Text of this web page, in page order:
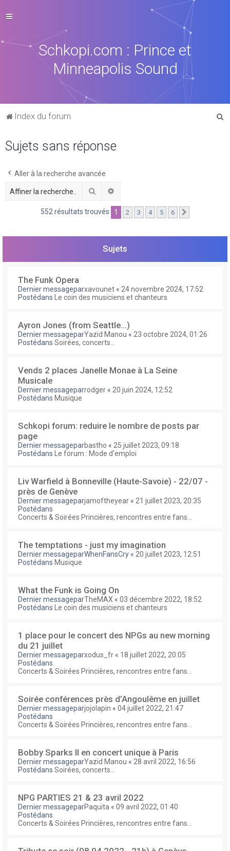
Schkopi.com : Prince et
Minneapolis Sound
Index du forum
Sujets sans réponse
Aller à la recherche avancée
Rechercher
552 résultats trouvés 1 2 3 4 5 6
Sujets
The Funk Opera
Dernier messageparxavounet « 24 novembre 2024, 17:52
Postédans
Le coin des musiciens et chanteurs
Ayron Jones (from Seattle...)
Dernier messageparYazid Manou « 23 octobre 2024, 01:26
Postédans Soirées, concerts...
Vends 2 places Janelle Monae à La Seine
Musicale
Dernier messageparrodger « 20 juin 2024, 12:52
Postédans Musique
Schkopi forum: reduire le nombre de posts par
page
Dernier messageparbastho « 25 juillet 2023, 09:18
Postédans
Le forum : Mode d'emploi
Liv Warfield à Bonneville (Haute-Savoie) - 22/07 -
près de Genève
Dernier messageparjamoftheyear « 21 juillet 2023, 20:35
Postédans
Concerts & Soirées Princières, rencontres entre fans...
The temptations - just my imagination
Dernier messageparWhenFansCry « 20 juillet 2023, 12:51
Postédans Musique
What the Funk is Going On
Dernier messageparTheMAX « 03 décembre 2022, 18:52
Postédans
Le coin des musiciens et chanteurs
1 place pour le concert des NPGs au new morning
du 21 juillet
Dernier messageparxodus_fr « 18 juillet 2022, 20:05
Postédans
Concerts & Soirées Princières, rencontres entre fans...
Soirée conférences près d’Angoulême en juillet
Dernier messageparjojolapin « 04 juillet 2022, 21:47
Postédans
Concerts & Soirées Princières, rencontres entre fans...
Bobby Sparks II en concert unique à Paris
Dernier messageparYazid Manou « 28 avril 2022, 16:56
Postédans Soirées, concerts...
NPG PARTIES 21 & 23 avril 2022
Dernier messageparPaquita « 09 avril 2022, 01:40
Postédans
Concerts & Soirées Princières, rencontres entre fans...